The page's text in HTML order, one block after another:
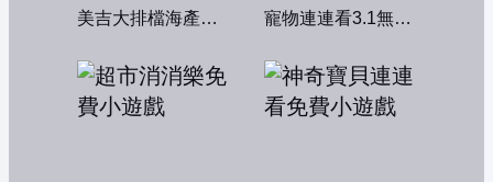
美吉大排檔海產店：中文版 寵物連連看3.1無敵版